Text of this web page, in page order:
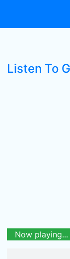
Listen To
Now playing...